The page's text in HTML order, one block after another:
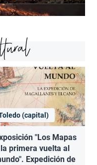
(capital)
"Los Mapas
primera vuelta al
Expedición de